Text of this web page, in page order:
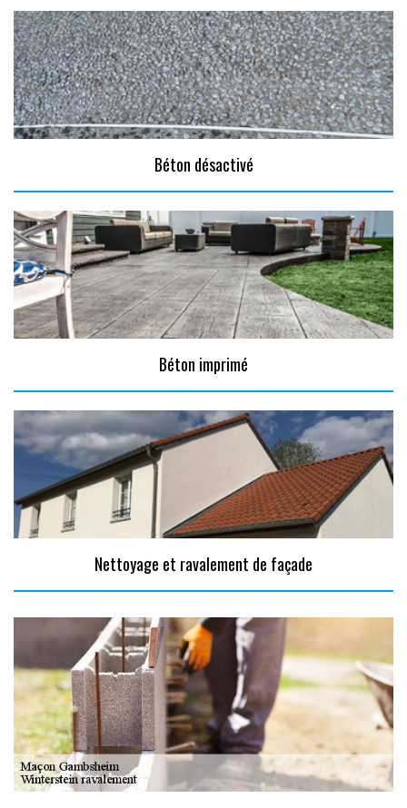
Béton désactivé
Béton imprimé
Nettoyage et ravalement de façade